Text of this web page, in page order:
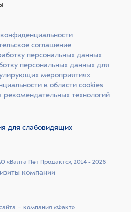
«Валта Пет Продактс», 2014 - 2026
компании
соглашение
персональных данных
персональных данных для
мероприятиях
в области cookies
технологий
для слабовидящих
–­ компания «Факт»